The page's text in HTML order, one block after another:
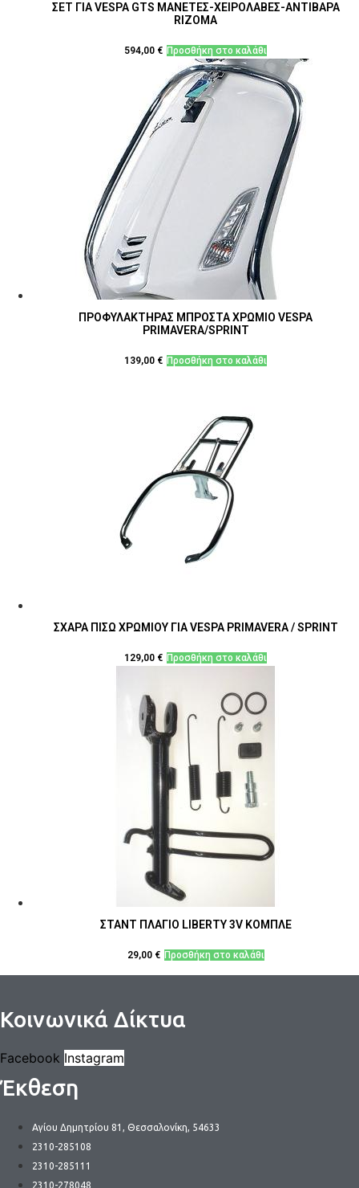
ΣΕΤ ΓΙΑ VESPA GTS ΜΑΝΕΤΕΣ-ΧΕΙΡΟΛΑΒΕΣ-ΑΝΤΙΒΑΡΑ
RIZOMA
594,00 € Προσθήκη στο καλάθι
ΠΡΟΦΥΛΑΚΤΗΡΑΣ ΜΠΡΟΣΤΑ ΧΡΩΜΙΟ VESPA
PRIMAVERA/SPRINT
139,00 € Προσθήκη στο καλάθι
ΣΧΑΡΑ ΠΙΣΩ ΧΡΩΜΙΟΥ ΓΙΑ VESPA PRIMAVERA / SPRINT
129,00 € Προσθήκη στο καλάθι
ΣΤΑΝΤ ΠΛΑΓΙΟ LIBERTY 3V ΚΟΜΠΛΕ
29,00 € Προσθήκη στο καλάθι
Κοινωνικά Δίκτυα
Facebook Instagram
Έκθεση
Αγίου Δημητρίου 81, Θεσσαλονίκη, 54633
2310-285108
2310-285111
2310-278048